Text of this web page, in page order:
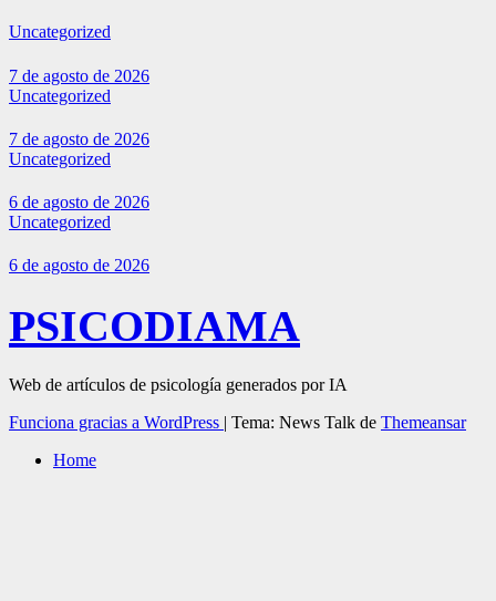
Uncategorized
7 de agosto de 2026
Uncategorized
7 de agosto de 2026
Uncategorized
6 de agosto de 2026
Uncategorized
6 de agosto de 2026
PSICODIAMA
Web de artículos de psicología generados por IA
Funciona gracias a WordPress | Tema: News Talk de Themeansar
Home